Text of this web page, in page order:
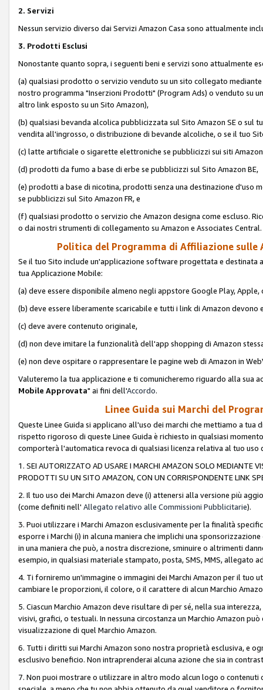
2. Servizi
Nessun servizio diverso dai Servizi Amazon Casa sono attualmente
3. Prodotti Esclusi
Nonostante quanto sopra, i seguenti beni e servizi sono attualmente
(a) qualsiasi prodotto o servizio venduto su un sito collegato
nostro programma "Inserzioni Prodotti" (Program Ads) o venduto su
altro link esposto su un Sito Amazon),
(b) qualsiasi bevanda alcolica pubblicizzata sul Sito Amazon SE o sul
vendita all'ingrosso, o distribuzione di bevande alcoliche, o se il tuo
(c) latte artificiale o sigarette elettroniche se pubblicizzi sui siti Amazon
(d) prodotti da fumo a base di erbe se pubblicizzi sul Sito Amazon BE,
(e) prodotti a base di nicotina, prodotti senza una destinazione d'uso
se pubblicizzi sul Sito Amazon FR, e
(f) qualsiasi prodotto o servizio che Amazon designa come escluso.
o dai nostri strumenti di collegamento su Amazon e Associates Central.
Politica del Programma di Affiliazione
Se il tuo Sito include un'applicazione software progettata e
tua Applicazione Mobile:
(a) deve essere disponibile almeno negli appstore Google Play, Apple,
(b) deve essere liberamente scaricabile e tutti i link di Amazon devono
(c) deve avere contenuto originale,
(d) non deve imitare la funzionalità dell'app shopping di Amazon
(e) non deve ospitare o rappresentare le pagine web di Amazon in
Valuteremo la tua applicazione e ti comunicheremo riguardo alla sua
Mobile Approvata" ai fini dell'Accordo.
Linee Guida sui Marchi del
Queste Linee Guida si applicano all'uso dei marchi che mettiamo a
rispetto rigoroso di queste Linee Guida è richiesto in qualsiasi
comporterà l'automatica revoca di qualsiasi licenza relativa al tuo uso
1. SEI AUTORIZZATO AD USARE I MARCHI AMAZON SOLO MEDIANTE
PRODOTTI SU UN SITO AMAZON, CON UN CORRISPONDENTE LINK
2. Il tuo uso dei Marchi Amazon deve (i) attenersi alla versione più
(come definiti nell' Allegato relativo alle Commissioni Pubblicitarie).
3. Puoi utilizzare i Marchi Amazon esclusivamente per la finalità
esporre i Marchi (i) in alcuna maniera che implichi una
in una maniera che può, a nostra discrezione, sminuire o altrimenti
esempio, in qualsiasi materiale stampato, posta, SMS, MMS,
4. Ti forniremo un'immagine o immagini dei Marchi Amazon per il tuo
cambiare le proporzioni, il colore, o il carattere di alcun Marchio
5. Ciascun Marchio Amazon deve risultare di per sé, nella sua
visivi, grafici, o testuali. In nessuna circostanza un Marchio Amazon
visualizzazione di quel Marchio Amazon.
6. Tutti i diritti sui Marchi Amazon sono nostra proprietà esclusiva, e
esclusivo beneficio. Non intraprenderai alcuna azione che sia in
7. Non puoi mostrare o utilizzare in altro modo alcun logo o